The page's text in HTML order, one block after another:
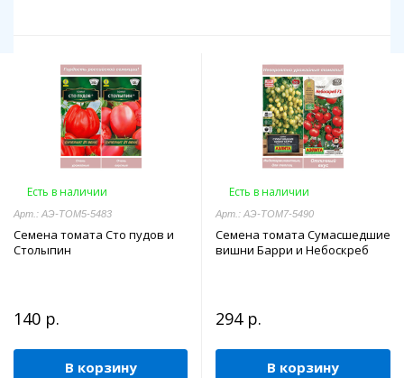
Есть в наличии
Арт.: АЭ-ТОМ5-5483
Семена томата Сто пудов и
Столыпин
140 р.
В корзину
Есть в наличии
Арт.: АЭ-ТОМ7-5490
Семена томата Сумасшедшие
вишни Барри и Небоскреб
294 р.
В корзину